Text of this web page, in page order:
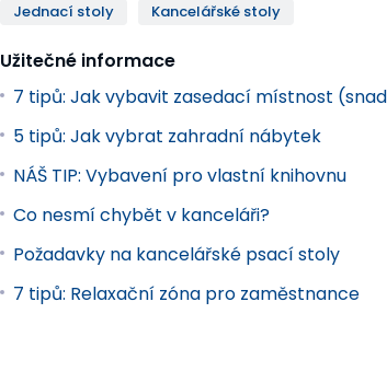
Jednací stoly
Kancelářské stoly
Užitečné informace
7 tipů: Jak vybavit zasedací místnost
5 tipů: Jak vybrat zahradní nábytek
NÁŠ TIP: Vybavení pro vlastní knihovnu
Co nesmí chybět v kanceláři?
Požadavky na kancelářské psací stoly
7 tipů: Relaxační zóna pro zaměstnance